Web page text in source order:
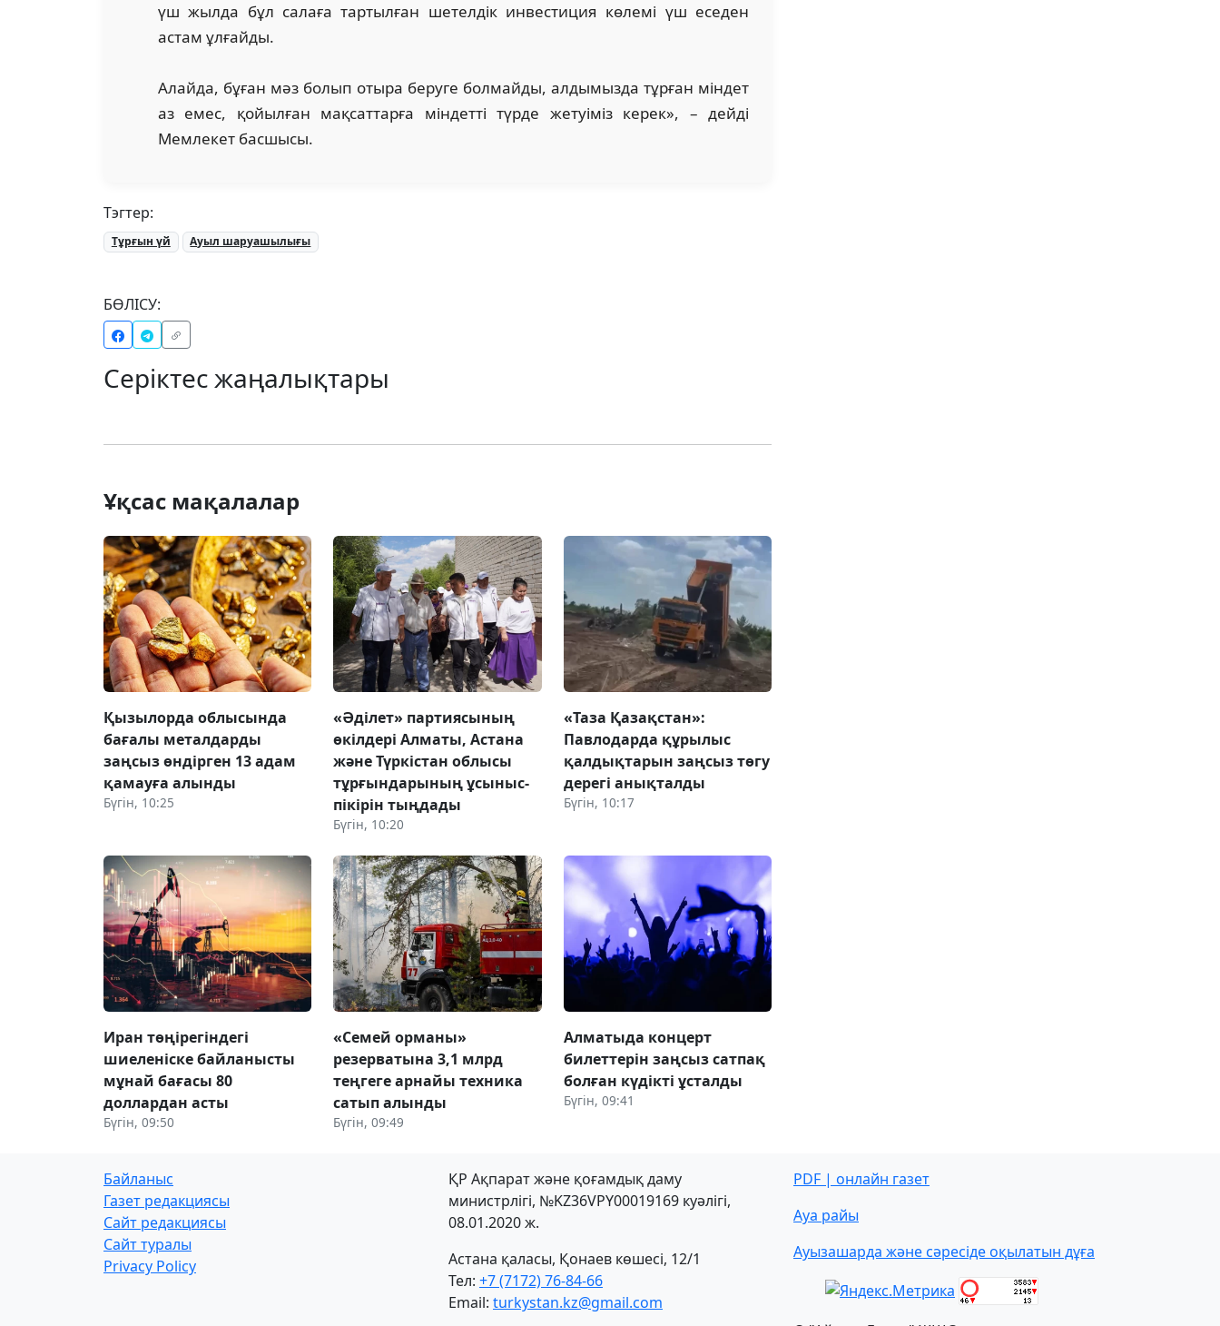
үш жылда бұл салаға тартылған шетелдік инвестиция көлемі үш еседен
астам ұлғайды.
Алайда, бұған мәз болып отыра беруге болмайды, алдымызда тұрған міндет
аз емес, қойылған мақсаттарға міндетті түрде жетуіміз керек», – дейді
Мемлекет басшысы.
Тэгтер:
Тұрғын үй Ауыл шаруашылығы
БӨЛІСУ:
Серіктес жаңалықтары
Ұқсас мақалалар
Қызылорда облысында
бағалы металдарды
заңсыз өндірген 13 адам
қамауға алынды
Бүгін, 10:25
«Әділет» партиясының
өкілдері Алматы, Астана
және Түркістан облысы
тұрғындарының ұсыныс-
пікірін тыңдады
Бүгін, 10:20
«Таза Қазақстан»:
Павлодарда құрылыс
қалдықтарын заңсыз төгу
дерегі анықталды
Бүгін, 10:17
Иран төңірегіндегі
шиеленіске байланысты
мұнай бағасы 80
доллардан асты
Бүгін, 09:50
«Семей орманы»
резерватына 3,1 млрд
теңгеге арнайы техника
сатып алынды
Бүгін, 09:49
Алматыда концерт
билеттерін заңсыз сатпақ
болған күдікті ұсталды
Бүгін, 09:41
Байланыс
Газет редакциясы
Сайт редакциясы
Сайт туралы
Privacy Policy
ҚР Ақпарат және қоғамдық даму
министрлігі, №KZ36VPY00019169 куәлігі,
08.01.2020 ж.
Астана қаласы, Қонаев көшесі, 12/1
Тел: +7 (7172) 76-84-66
Email: turkystan.kz@gmail.com
PDF | онлайн газет
Ауа райы
Ауызашарда және сәресіде оқылатын дұға